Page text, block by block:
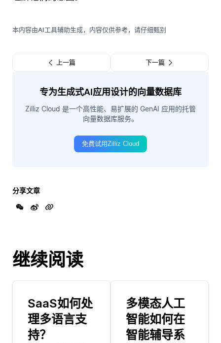
本内容由AI工具辅助生成，内容仅供参考，请仔细甄别
上一篇 下一篇
专为生成式AI应用设计的向量数据库
Zilliz Cloud 是一个高性能、易扩展的 GenAI 应用的托管
向量数据库服务。
免费试用Zilliz Cloud
分享文章
继续阅读
SaaS如何处
理多语言支
持？
多模态人工
智能如何在
智能辅导系